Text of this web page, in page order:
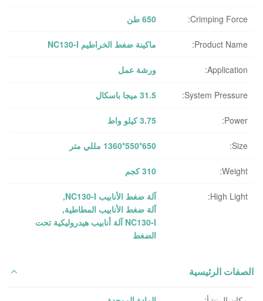
Crimping Force: 650 طن
Product Name: ماكينة ضغط الخراطيم NC130-I
Application: ورشة عمل
System Pressure: 31.5 ميجا باسكال
Power: 3.75 كيلو واط
Size: 650*550*1360 مللي متر
Weight: 310 كجم
High Light: آلة ضغط الأنابيب NC130-I
,
آلة ضغط الأنابيب المطاطية,
NC130-I آلة أنابيب هيدروليكية تحت
الضغط
الصفات الرئيسية